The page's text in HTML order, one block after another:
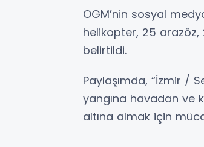
OGM’nin sosyal
helikopter, 25
belirtildi.
Paylaşımda, “İzmir /
yangına havadan ve
altına almak için